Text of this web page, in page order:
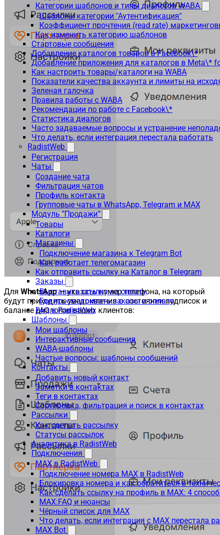
Категории шаблонов и типы диалогов WABA
Шаблоны категории "Аутентификация"
Коэффициент прочтения (read rate)
Как изменить категорию шаблонов
Стартовые сообщения
Добавление каталогов товаров в Facebook\*
Добавление приложения для каталогов в Meta\*
Как настроить товары/каталоги на WABA
Показатели качества аккаунта и лимиты на
Зеленая галочка
Правила работы с WABA
Рекомендации по работе с Facebook\*
Статистика диалогов
Часто задаваемые вопросы и устранение
Что делать, если интеграция перестала работать
RadistWeb
Регистрация
Чаты
Создание чата
Фильтрация чатов
Профиль контакта
Групповые чаты в WhatsApp, Telegram и MAX
Модуль "Продажи"
Товары
Каталоги
Магазины
Подключение магазина к Telegram Bot
Как работает телегомагазин
Как отправить ссылку на Каталог в Telegram
Заказы
Выставить ссылку на оплату
Где просматривать заказы и оплату
FAQ в RadistWeb
Шаблоны
Мои шаблоны
Интерактивные сообщения
WABA-шаблоны
Частые вопросы: шаблоны сообщений
Контакты
Добавить новый контакт
Заметки в контактах
Теги в контактах
Сортировка, фильтрация и поиск в контактах
Рассылки
Как сделать рассылку
Статусы рассылок
Аналитика в RadistWeb
Подключения
MAX в RadistWeb
Подключение номера MAX в RadistWeb
Блокировка номера и как обратиться в
Как сделать ссылку на профиль в MAX: 4
MAX:FAQ и нюансы
Чёрный список для MAX
Что делать, если интеграция с MAX перестала
MAX Bot
Для WhatsApp— указать номер телефона, на который
будут приходить уведомления о состоянии подписок и
балансе диалогов ваших клиентов: